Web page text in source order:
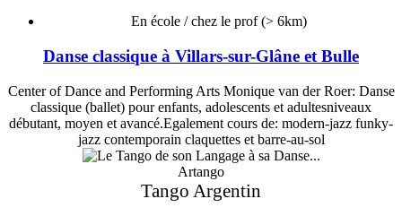
En école / chez le prof(> 6km)
Danse classique à Villars-sur-Glâne et Bulle
Center of Dance and Performing Arts Monique van der Roer: Danse
classique (ballet) pour enfants, adolescents et adultesniveaux
débutant, moyen et avancé.Egalement cours de: modern-jazz funky-
jazz contemporain claquettes et barre-au-sol
Artango
Tango Argentin